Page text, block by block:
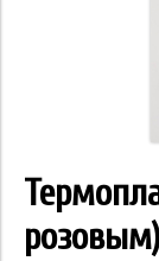
розовым)